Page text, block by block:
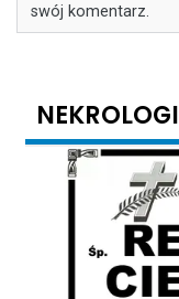
swój komentarz.
NEKROLOGI